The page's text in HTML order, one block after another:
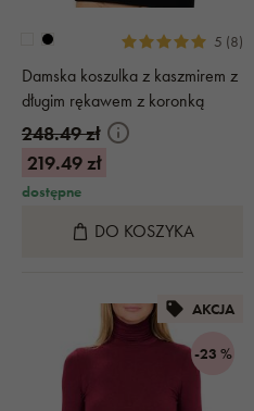
5 (8)
Damska koszulka z kaszmirem z
długim rękawem z koronką
czarna
248.49 zł
219.49 zł
dostępne
DO KOSZYKA
AKCJA
-23 %